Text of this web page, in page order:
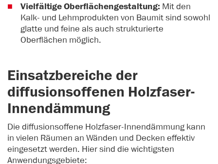
Vielfältige Oberflächengestaltung: Mit den
Kalk- und Lehmprodukten von Baumit sind sowohl
glatte und feine als auch strukturierte
Oberflächen möglich.
Einsatzbereiche der
diffusionsoffenen Holzfaser-
Innendämmung
Die diffusionsoffene Holzfaser-Innendämmung kann
in vielen Räumen an Wänden und Decken effektiv
eingesetzt werden. Hier sind die wichtigsten
Anwendungsgebiete: